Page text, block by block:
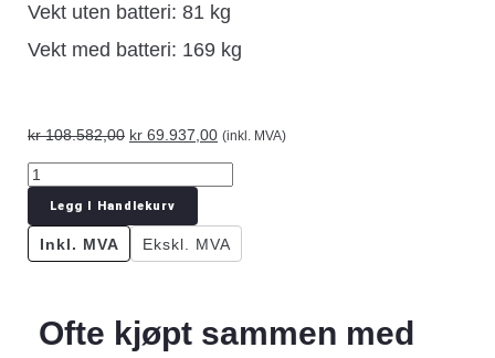
Vekt uten batteri: 81 kg
Vekt med batteri: 169 kg
kr108.582,00 kr 69.937,00 (inkl. MVA)
Legg I Handlekurv
Inkl. MVA Ekskl. MVA
Ofte kjøpt sammen med